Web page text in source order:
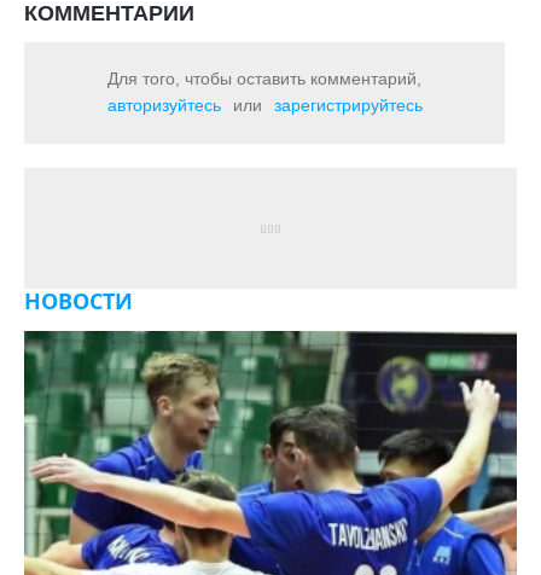
КОММЕНТАРИИ
Для того, чтобы оставить комментарий,
авторизуйтесь
или зарегистрируйтесь
НОВОСТИ